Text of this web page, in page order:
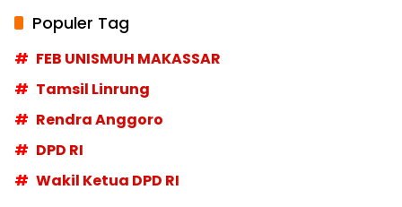
Populer Tag
FEB UNISMUH MAKASSAR
Tamsil Linrung
Rendra Anggoro
DPD RI
Wakil Ketua DPD RI